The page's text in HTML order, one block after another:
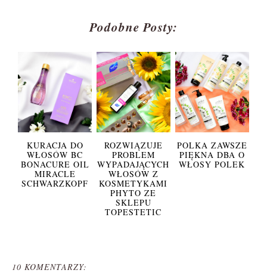
Podobne Posty:
KURACJA DO
WŁOSÓW BC
BONACURE OIL
MIRACLE
SCHWARZKOPF
ROZWIĄZUJE
PROBLEM
WYPADAJĄCYCH
WŁOSÓW Z
KOSMETYKAMI
PHYTO ZE
SKLEPU
TOPESTETIC
POLKA ZAWSZE
PIĘKNA DBA O
WŁOSY POLEK
10 KOMENTARZY: